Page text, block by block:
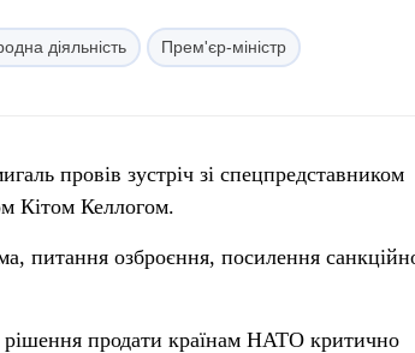
діяльність Прем'єр-міністр
провів зустріч зі спецпредставником
Кітом Келлогом.
питання озброєння, посилення
продати країнам НАТО критично